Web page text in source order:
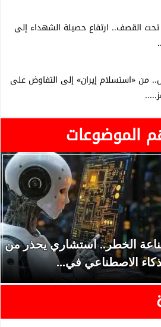
القصف.. ارتفاع حصيلة الشهداء إلى
من «استسلام إيران» إلى التفاوض على
الموضوعات
الخطر.. استشاري يحذر من
الاصطناعي في...